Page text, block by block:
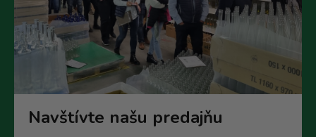
Navštívte našu predajňu